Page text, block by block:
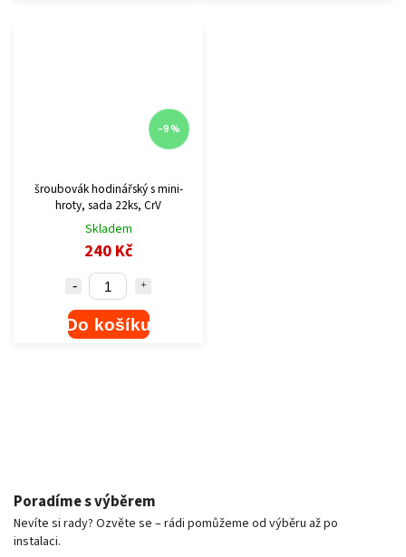
–9 %
šroubovák hodinářský s mini-
hroty, sada 22ks, CrV
Skladem
240 Kč
Do košíku
Poradíme s výběrem
Nevíte si rady? Ozvěte se – rádi pomůžeme od výběru až po
instalaci.